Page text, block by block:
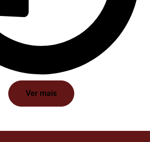
Ver mais